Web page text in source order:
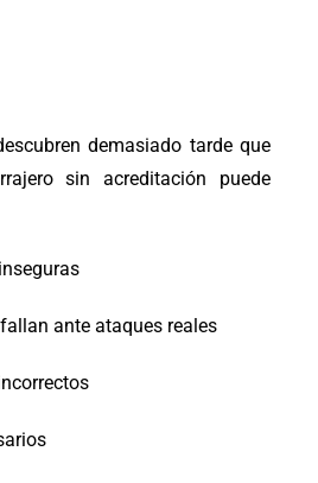
demasiado tarde que
sin acreditación puede
ante ataques reales